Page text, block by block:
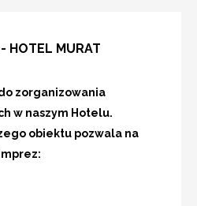
HOTEL MURAT
zorganizowania
w naszym Hotelu.
obiektu pozwala na